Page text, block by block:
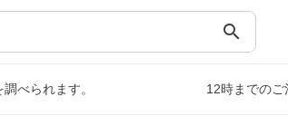
search
べられます。 12時までのご